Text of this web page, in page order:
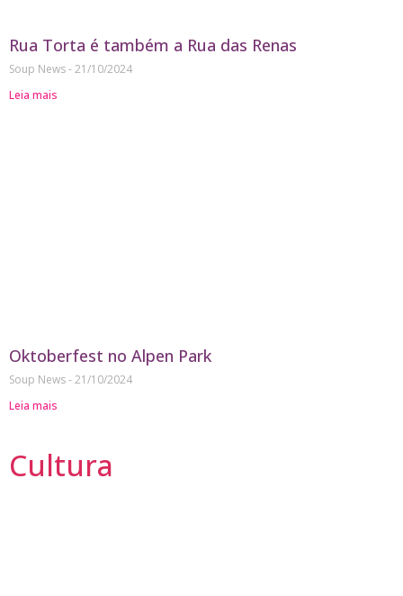
Rua Torta é também a Rua das Renas
Soup News 21/10/2024
Leia mais
Oktoberfest no Alpen Park
Soup News 21/10/2024
Leia mais
Cultura